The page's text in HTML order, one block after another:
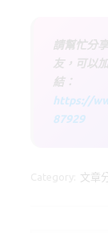
請幫忙分
友，可以
結：
https://
87929
文章